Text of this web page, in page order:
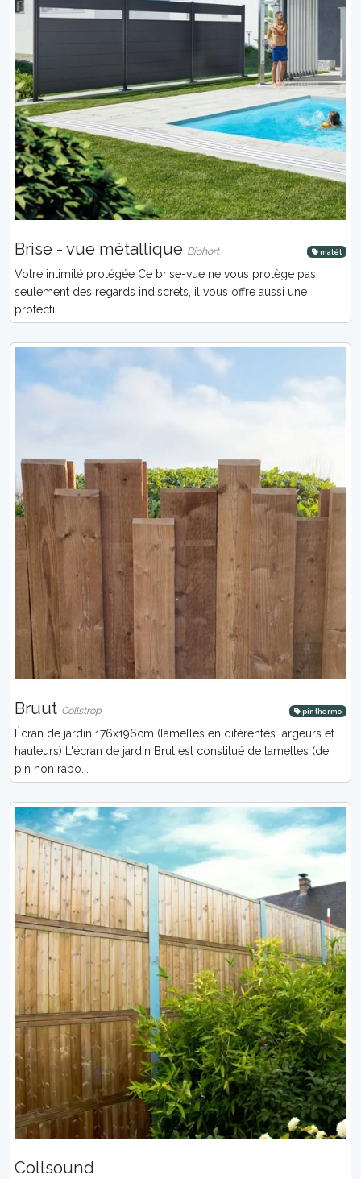
Brise - vue métallique Biohort matél
Votre intimité protégée Ce brise-vue ne vous protège pas
seulement des regards indiscrets, il vous offre aussi une
protecti...
Bruut Collstrop pin thermo
Écran de jardin 176x196cm (lamelles en diférentes largeurs et
hauteurs) L'écran de jardin Brut est constitué de lamelles (de
pin non rabo...
Collsound